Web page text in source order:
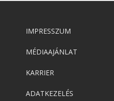
IMPRESSZUM
MÉDIAAJÁNLAT
KARRIER
ADATKEZELÉS